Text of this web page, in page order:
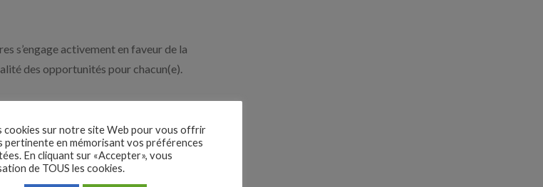
s’engage activement en faveur de la
des opportunités pour chacun(e).
cookies sur notre site Web pour vous offrir
pertinente en mémorisant vos préférences
En cliquant sur «Accepter», vous
de TOUS les cookies.